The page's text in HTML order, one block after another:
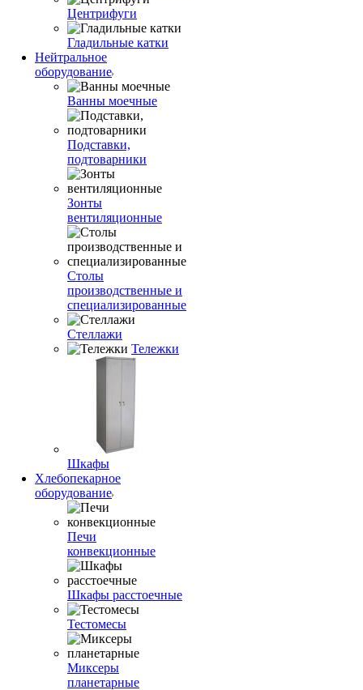
Центрифуги
Гладильные катки
Нейтральное
оборудование
Ванны моечные
Подставки,
подтоварники
Зонты
вентиляционные
Столы
производственные и
специализированные
Стеллажи
Тележки
Шкафы
Хлебопекарное
оборудование
Печи
конвекционные
Шкафы расстоечные
Тестомесы
Миксеры
планетарные